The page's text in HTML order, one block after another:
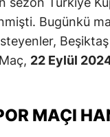
Malatya
Manisa
Mardin
Bugünkü
22 Eylül
MAÇI